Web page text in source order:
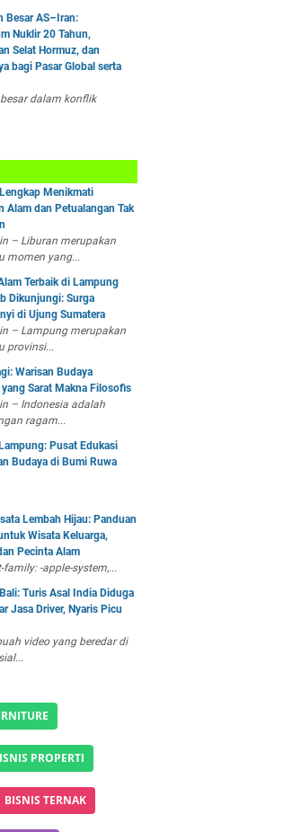
Besar AS–Iran:
Nuklir 20 Tahun,
Selat Hormuz, dan
bagi Pasar Global serta
dalam konflik
Menikmati
Alam dan Petualangan Tak
– Liburan merupakan
momen yang...
Terbaik di Lampung
Dikunjungi: Surga
di Ujung Sumatera
– Lampung merupakan
provinsi...
Warisan Budaya
Sarat Makna Filosofis
– Indonesia adalah
ragam...
Pusat Edukasi
Budaya di Bumi Ruwa
Lembah Hijau: Panduan
Wisata Keluarga,
Pecinta Alam
-apple-system,...
Turis Asal India Diduga
Jasa Driver, Nyaris Picu
video yang beredar di
PROPERTI
BISNIS TERNAK